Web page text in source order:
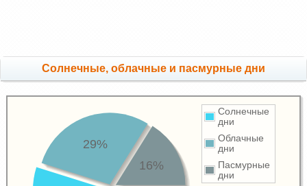
Cолнечные, облачные и пасмурные дни
Солнечные
дни
Облачные
дни
Пасмурные
дни
29%
16%